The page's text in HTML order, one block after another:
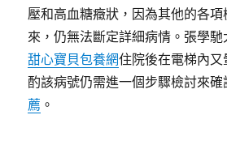
壓和高血糖癥狀，因為其他的各
來，仍無法斷定詳細病情。張學
甜心寶貝包養網住院後在電梯內
酌該病號仍需進一個步驟檢討來確
薦 。